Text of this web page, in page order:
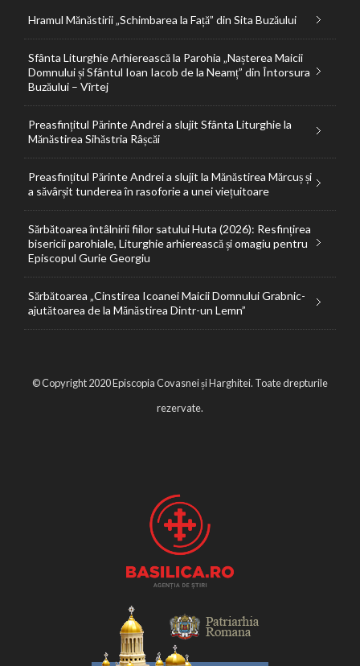
Hramul Mănăstirii „Schimbarea la Față” din Sita Buzăului
Sfânta Liturghie Arhierească la Parohia „Nașterea Maicii
Domnului și Sfântul Ioan Iacob de la Neamț” din Întorsura
Buzăului – Vîrtej
Preasfințitul Părinte Andrei a slujit Sfânta Liturghie la
Mănăstirea Sihăstria Râșcăi
Preasfințitul Părinte Andrei a slujit la Mănăstirea Mărcuș și
a săvârșit tunderea în rasoforie a unei viețuitoare
Sărbătoarea întâlnirii fiilor satului Huta (2026): Resfințirea
bisericii parohiale, Liturghie arhierească și omagiu pentru
Episcopul Gurie Georgiu
Sărbătoarea „Cinstirea Icoanei Maicii Domnului Grabnic-
ajutătoarea de la Mănăstirea Dintr-un Lemn”
© Copyright 2020 Episcopia Covasnei și Harghitei. Toate drepturile
rezervate.